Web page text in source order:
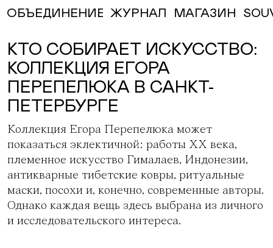
ОБЪЕДИНЕНИЕ ЖУРНАЛ МАГАЗИН
КТО СОБИРАЕТ ИСКУССТВО:
КОЛЛЕКЦИЯ ЕГОРА
ПЕРЕПЕЛЮКА В САНКТ-
ПЕТЕРБУРГЕ
Коллекция Егора Перепелюка может
показаться эклектичной: работы XX века,
племенное искусство Гималаев, Индонезии,
антикварные тибетские ковры, ритуальные
маски, посохи и, конечно, современные авторы.
Однако каждая вещь здесь выбрана из личного
и исследовательского интереса.